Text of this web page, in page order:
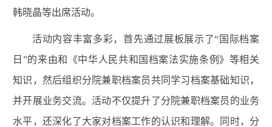
韩晓晶等出席活动。
活动内容丰富多彩，首先通过展板展示了“国际档案
日”的来由和《中华人民共和国档案法实施条例》等相关
知识，然后组织分院兼职档案员共同学习档案基础知识，
并开展业务交流。活动不仅提升了分院兼职档案员的业务
水平，还深化了大家对档案工作的认识和理解。同时，分